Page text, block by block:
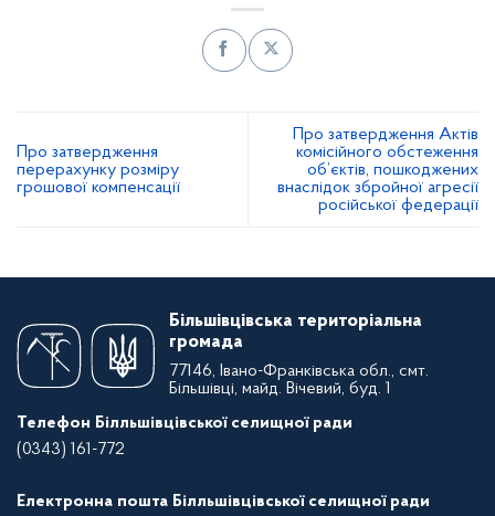
Про затвердження
перерахунку розміру
грошової компенсації
Про затвердження Актів
комісійного обстеження
об’єктів, пошкоджених
внаслідок збройної агресії
російської федерації
Більшівцівська територіальна
громада
77146, Івано-Франківська обл., смт.
Більшівці, майд. Вічевий, буд. 1
Телефон Білльшівцівської селищної ради
(0343) 161-772
Електронна пошта Білльшівцівської селищної ради